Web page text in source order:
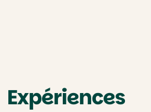
Expériences